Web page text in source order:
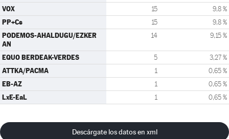
VOX 15 9,8 %
PP+Cs 15 9,8 %
PODEMOS-AHALDUGU/EZKER
AN
14 9,15 %
EQUO BERDEAK-VERDES 5 3,27 %
ATTKA/PACMA 1 0,65 %
EB-AZ 1 0,65 %
LxE-EaL 1 0,65 %
Descárgate los datos en xml